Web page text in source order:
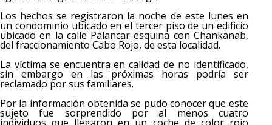
Los hechos se registraron la noche de este lunes en
un condominio ubicado en el tercer piso de un edificio
ubicado en la calle Palancar esquina con Chankanab,
del fraccionamiento Cabo Rojo, de esta localidad.
La víctima se encuentra en calidad de no identificado,
sin embargo en las próximas horas podría ser
reclamado por sus familiares.
Por la información obtenida se pudo conocer que este
sujeto fue sorprendido por al menos cuatro